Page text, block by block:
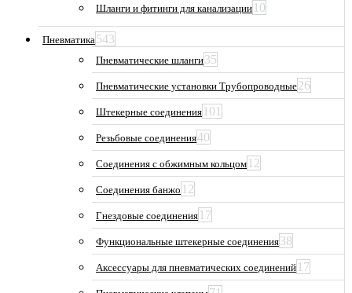
Шланги и фитинги для канализации 10
Пневматика543
Пневматические шланги35
Пневматические установки Трубопроводные26
Штекерные соединения 101
Резьбовые соединения40
Соединения с обжимным кольцом 12
Соединения банжо 12
Гнездовые соединения 17
Функциональные штекерные соединения38
Аксессуары для пневматических соединений 17